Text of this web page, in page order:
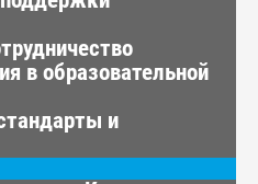
в образовательной
и